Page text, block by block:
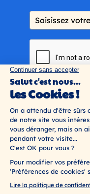
© HiPe Kids 2020-2026